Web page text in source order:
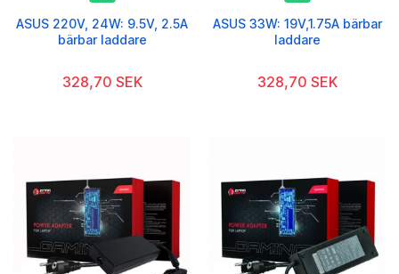
ASUS 220V, 24W: 9.5V, 2.5A
bärbar laddare
328,70 SEK
ASUS 33W: 19V,1.75A bärbar
laddare
328,70 SEK